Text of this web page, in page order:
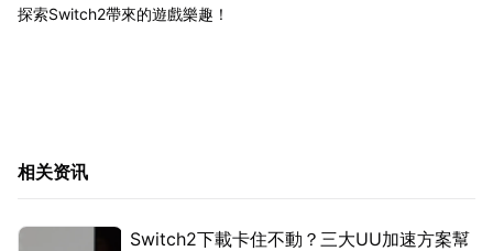
探索Switch2帶來的遊戲樂趣！
相关资讯
Switch2下載卡住不動？三大UU加速方案幫